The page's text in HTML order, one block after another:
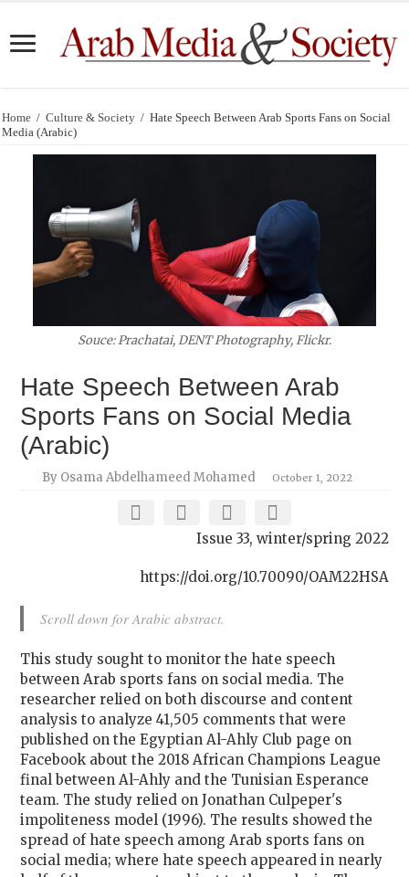
Home / Culture & Society / Hate Speech Between Arab Sports Fans on Social
Media (Arabic)
Souce: Prachatai, DENT Photography, Flickr.
Hate Speech Between Arab
Sports Fans on Social Media
(Arabic)
By Osama Abdelhameed Mohamed October 1, 2022
Issue 33, winter/spring 2022
https://doi.org/10.70090/OAM22HSA
Scroll down for Arabic abstract.
This study sought to monitor the hate speech
between Arab sports fans on social media. The
researcher relied on both discourse and content
analysis to analyze 41,505 comments that were
published on the Egyptian Al-Ahly Club page on
Facebook about the 2018 African Champions League
final between Al-Ahly and the Tunisian Esperance
team. The study relied on Jonathan Culpeper's
impoliteness model (1996). The results showed the
spread of hate speech among Arab sports fans on
social media; where hate speech appeared in nearly